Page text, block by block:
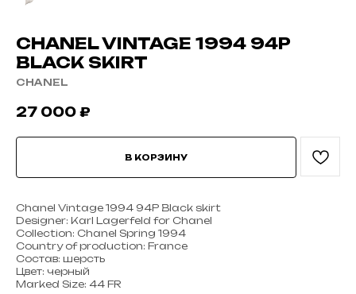
CHANEL VINTAGE 1994 94P
BLACK SKIRT
CHANEL
27 000 ₽
В КОРЗИНУ
Chanel Vintage 1994 94P Black skirt
Designer: Karl Lagerfeld for Chanel
Collection: Chanel Spring 1994
Country of production: France
Состав: шерсть
Цвет: черный
Marked Size: 44 FR